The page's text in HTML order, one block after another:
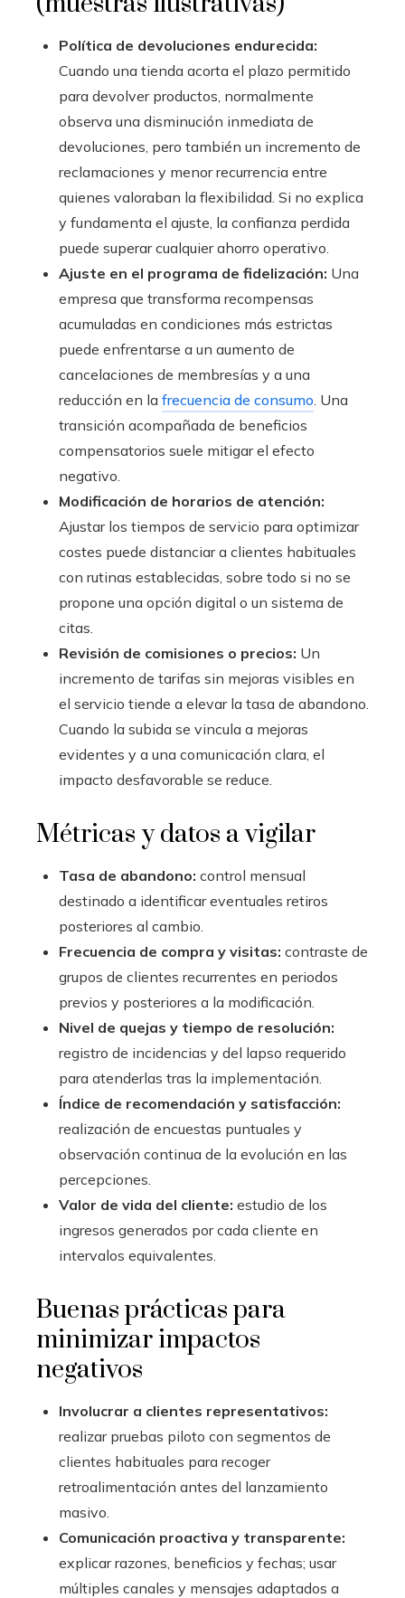
Política de devoluciones endurecida:
Cuando una tienda acorta el plazo permitido
para devolver productos, normalmente
observa una disminución inmediata de
devoluciones, pero también un incremento de
reclamaciones y menor recurrencia entre
quienes valoraban la flexibilidad. Si no explica
y fundamenta el ajuste, la confianza perdida
puede superar cualquier ahorro operativo.
Ajuste en el programa de fidelización: Una
empresa que transforma recompensas
acumuladas en condiciones más estrictas
puede enfrentarse a un aumento de
cancelaciones de membresías y a una
reducción en la frecuencia de consumo . Una
transición acompañada de beneficios
compensatorios suele mitigar el efecto
negativo.
Modificación de horarios de atención:
Ajustar los tiempos de servicio para optimizar
costes puede distanciar a clientes habituales
con rutinas establecidas, sobre todo si no se
propone una opción digital o un sistema de
citas.
Revisión de comisiones o precios: Un
incremento de tarifas sin mejoras visibles en
el servicio tiende a elevar la tasa de abandono.
Cuando la subida se vincula a mejoras
evidentes y a una comunicación clara, el
impacto desfavorable se reduce.
Métricas y datos a vigilar
Tasa de abandono: control mensual
destinado a identificar eventuales retiros
posteriores al cambio.
Frecuencia de compra y visitas: contraste de
grupos de clientes recurrentes en periodos
previos y posteriores a la modificación.
Nivel de quejas y tiempo de resolución:
registro de incidencias y del lapso requerido
para atenderlas tras la implementación.
Índice de recomendación y satisfacción:
realización de encuestas puntuales y
observación continua de la evolución en las
percepciones.
Valor de vida del cliente: estudio de los
ingresos generados por cada cliente en
intervalos equivalentes.
Buenas prácticas para
minimizar impactos
negativos
Involucrar a clientes representativos:
realizar pruebas piloto con segmentos de
clientes habituales para recoger
retroalimentación antes del lanzamiento
masivo.
Comunicación proactiva y transparente:
explicar razones, beneficios y fechas; usar
múltiples canales y mensajes adaptados a